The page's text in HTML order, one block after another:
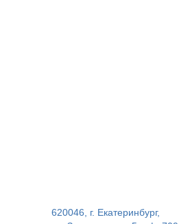
620046, г. Екатеринбург,